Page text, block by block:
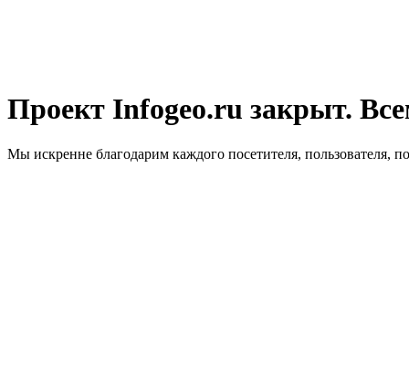
Проект Infogeo.ru закрыт.
Мы искренне благодарим каждого посетителя, пользователя,